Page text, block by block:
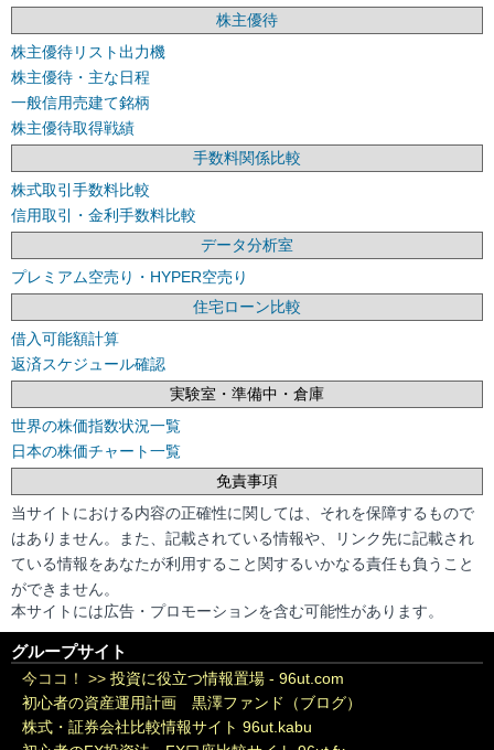
株主優待
株主優待リスト出力機
株主優待・主な日程
一般信用売建て銘柄
株主優待取得戦績
手数料関係比較
株式取引手数料比較
信用取引・金利手数料比較
データ分析室
プレミアム空売り・HYPER空売り
住宅ローン比較
借入可能額計算
返済スケジュール確認
実験室・準備中・倉庫
世界の株価指数状況一覧
日本の株価チャート一覧
免責事項
当サイトにおける内容の正確性に関しては、それを保障するもので
はありません。また、記載されている情報や、リンク先に記載され
ている情報をあなたが利用すること関するいかなる責任も負うこと
ができません。
本サイトには広告・プロモーションを含む可能性があります。
グループサイト
今ココ！ >> 投資に役立つ情報置場 - 96ut.com
初心者の資産運用計画 黒澤ファンド（ブログ）
株式・証券会社比較情報サイト 96ut.kabu